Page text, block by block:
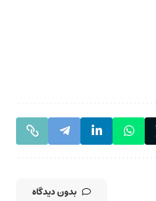
بدون دیدگاه